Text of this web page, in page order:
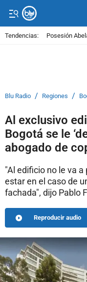
Tendencias: Posesión
Blu Radio / Regiones /
Al exclusivo
Bogotá se le
abogado de
"Al edificio no le va
estar en el caso de
fachada", dijo Pablo
Reproducir audio